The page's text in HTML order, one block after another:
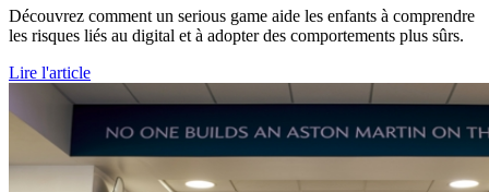
Découvrez comment un serious game aide les enfants à comprendre
les risques liés au digital et à adopter des comportements plus sûrs.
Lire l'article